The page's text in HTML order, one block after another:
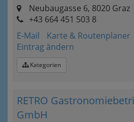
Neubaugasse 6, 8020 Graz
+43 664 451 503 8
E-Mail
Karte & Routenplaner
Eintrag ändern
Kategorien
RETRO
GmbH